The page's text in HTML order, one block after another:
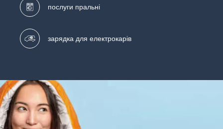
послуги пральні
зарядка для електрокарів